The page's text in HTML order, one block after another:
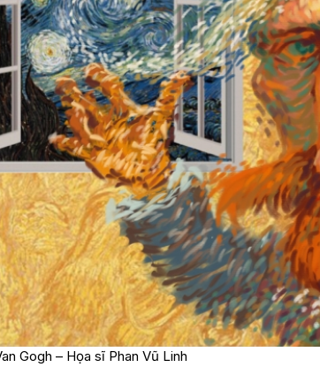
Gogh – Họa sĩ Phan Vũ Linh